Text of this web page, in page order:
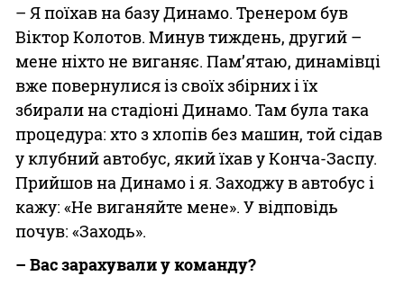
– Я поїхав на базу Динамо. Тренером був
Віктор Колотов. Минув тиждень, другий –
мене ніхто не виганяє. Пам’ятаю, динамівці
вже повернулися із своїх збірних і їх
збирали на стадіоні Динамо. Там була така
процедура: хто з хлопів без машин, той сідав
у клубний автобус, який їхав у Конча-Заспу.
Прийшов на Динамо і я. Заходжу в автобус і
кажу: «Не виганяйте мене». У відповідь
почув: «Заходь».
– Вас зарахували у команду?